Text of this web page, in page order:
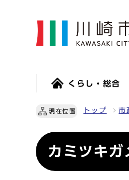
くらし・総合
現在位置 トップ 市
カミツキガ